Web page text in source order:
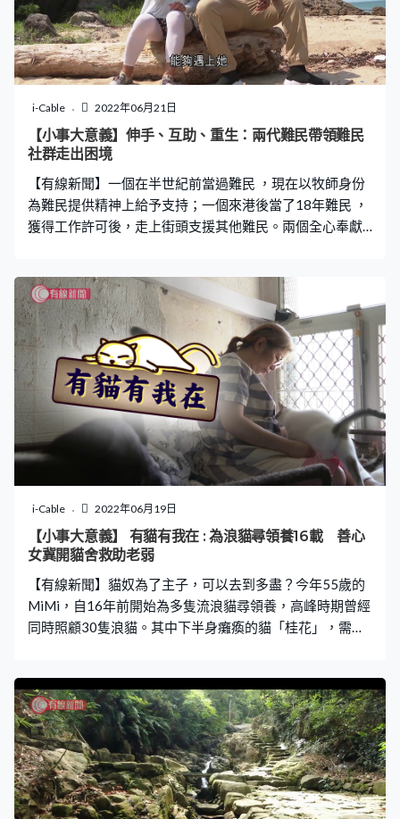
i-Cable 2022年06月21日
【小事大意義】伸手、互助、重生：兩代難民帶領難民
社群走出困境
【有線新聞】一個在半世紀前當過難民 ，現在以牧師身份
為難民提供精神上給予支持；一個來港後當了18年難民 ，
獲得工作許可後，走上街頭支援其他難民。兩個全心奉獻
i-Cable 2022年06月19日
【小事大意義】 有貓有我在 : 為浪貓尋領養16載 善心
女冀開貓舍救助老弱
【有線新聞】貓奴為了主子，可以去到多盡？今年55歲的
MiMi，自16年前開始為多隻流浪貓尋領養，高峰時期曾經
同時照顧30隻浪貓。其中下半身癱瘓的貓「桂花」，需要
生。 即或如此，MiMi未有後悔為浪貓犧牲，更積極為不同
性格的浪貓尋找合適領養人。不過再費煞心思亦免不了有
退貓的時候。她憶述曾經有貓隻被退養後性格大變，再不
願意接納他人關顧，甚至最後鬱鬱以終。可幸MiMi步伐未
有就此停下，她仍然相信可以為浪貓找到好歸宿，也盼望
未來建立貓舍，讓更多人踏入貓義工行列，幫助老弱傷殘